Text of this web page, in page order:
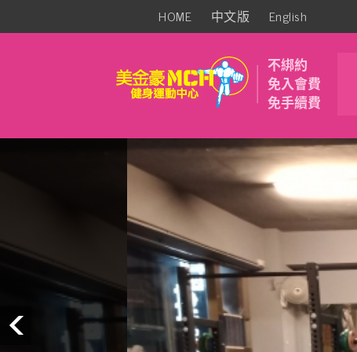
HOME 中文版 English
不綁約
免入會費
免手續費